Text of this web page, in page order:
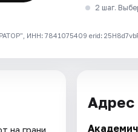
2 шаг.
ИНН: 7841075409 erid:
Адрес